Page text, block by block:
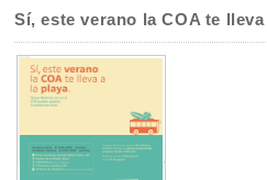
Sí, este verano la COA te